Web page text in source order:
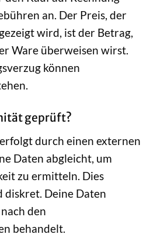
an. Der Preis, der
wird, ist der Betrag,
Ware überweisen wirst.
können
geprüft?
durch einen externen
Daten abgleicht, um
zu ermitteln. Dies
diskret. Deine Daten
den
behandelt.